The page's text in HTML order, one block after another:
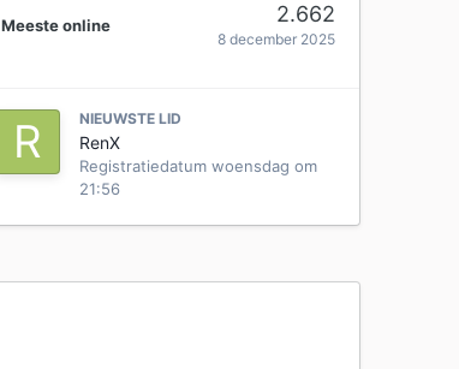
Meeste online 2.662
8 december 2025
NIEUWSTE LID
RenX
Registratiedatum woensdag om
21:56